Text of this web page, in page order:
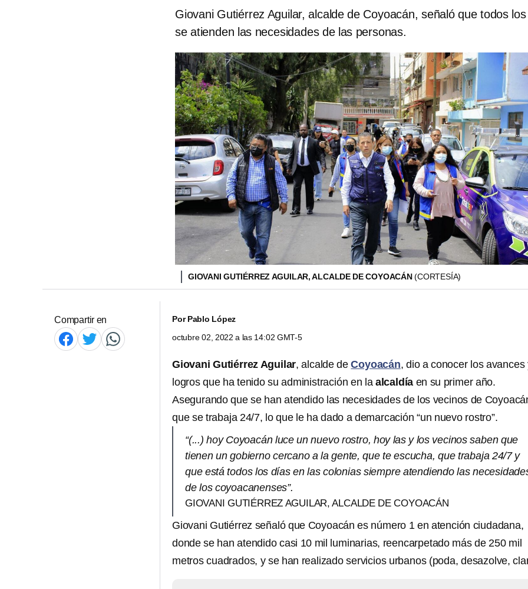
Giovani Gutiérrez Aguilar, alcalde de Coyoacán, señaló que todos
se atienden las necesidades de las personas.
GIOVANI GUTIÉRREZ AGUILAR, ALCALDE DE COYOACÁN(CORTESÍA)
Compartir en PorPablo López
octubre 02, 2022 a las 14:02 GMT-5
Giovani Gutiérrez Aguilar, alcalde deCoyoacán, dio a conocer los avances
logros que ha tenido su administración en la alcaldía en su primer año.
Asegurando que se han atendido las necesidades de los vecinos de
que se trabaja 24/7, lo que le ha dado a demarcación “un nuevo rostro”.
“(...) hoy Coyoacán luce un nuevo rostro, hoy las y los vecinos saben que
tienen un gobierno cercano a la gente, que te escucha, que trabaja 24/7 y
que está todos los días en las colonias siempre atendiendo las
de los coyoacanenses”.
GIOVANI GUTIÉRREZ AGUILAR, ALCALDE DE COYOACÁN
Giovani Gutiérrez señaló que Coyoacán es número 1 en atención ciudadana,
donde se han atendido casi 10 mil luminarias, reencarpetado más de 250 mil
metros cuadrados, y se han realizado servicios urbanos (poda, desazolve,